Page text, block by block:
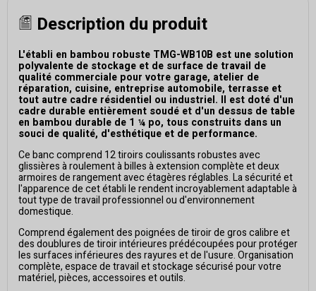
Description du produit
L'établi en bambou robuste TMG-WB10B est une solution
polyvalente de stockage et de surface de travail de
qualité commerciale pour votre garage, atelier de
réparation, cuisine, entreprise automobile, terrasse et
tout autre cadre résidentiel ou industriel. Il est doté d'un
cadre durable entièrement soudé et d'un dessus de table
en bambou durable de 1 ¼ po, tous construits dans un
souci de qualité, d'esthétique et de performance.
Ce banc comprend 12 tiroirs coulissants robustes avec
glissières à roulement à billes à extension complète et deux
armoires de rangement avec étagères réglables. La sécurité et
l'apparence de cet établi le rendent incroyablement adaptable à
tout type de travail professionnel ou d'environnement
domestique.
Comprend également des poignées de tiroir de gros calibre et
des doublures de tiroir intérieures prédécoupées pour protéger
les surfaces inférieures des rayures et de l'usure. Organisation
complète, espace de travail et stockage sécurisé pour votre
matériel, pièces, accessoires et outils.